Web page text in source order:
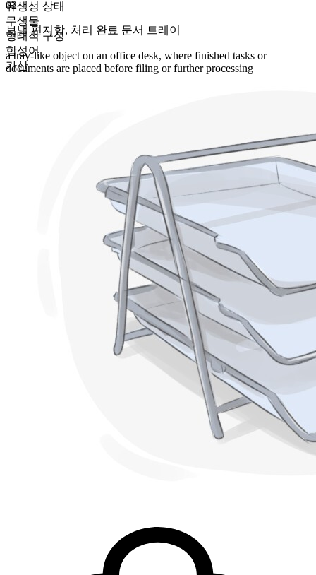
유생성 상태
무생물
형태적 구성
합성어
가산
02
보낼 편지함, 처리 완료 문서 트레이
a tray-like object on an office desk, where finished tasks or
documents are placed before filing or further processing